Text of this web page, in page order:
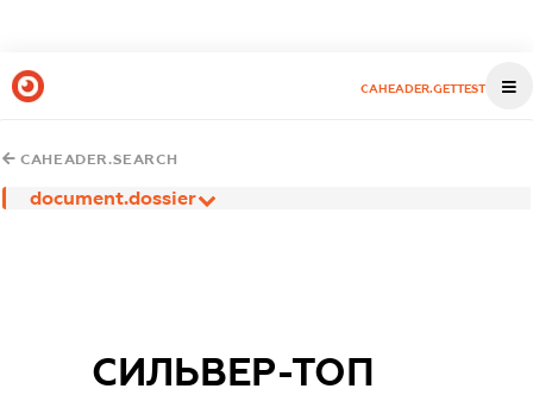
CAHEADER.GETTEST
CAHEADER.SEARCH
document.dossier
СИЛЬВЕР-ТОП